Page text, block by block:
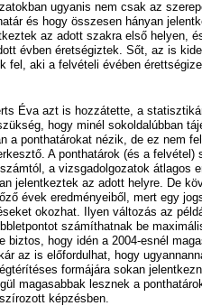
ugyanis nem csak az
és hogy összesen hányan
az adott szakra első helyen,
évben éretségiztek. Sőt, az is
fel, aki a felvételi évében
Éva azt is hozzátette, a
hogy minél sokoldalúbban
a ponthatárokat nézik, de ez nem
A ponthatárok (és a felvétel)
a vizsgadolgozatok átlagos
jelentkeztek az adott helyre. De
évek eredményeiből, mert egy
okozhat. Ilyen változás az
számíthatnak be
biztos, hogy idén a 2004-esnél
az is előfordulhat, hogy
formájára sokan
magasabbak lesznek a
képzésben.